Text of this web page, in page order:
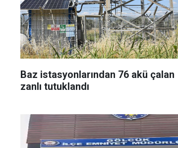
Baz istasyonlarından 76 akü çalan
zanlı tutuklandı